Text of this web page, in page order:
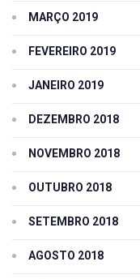
MARÇO 2019
FEVEREIRO 2019
JANEIRO 2019
DEZEMBRO 2018
NOVEMBRO 2018
OUTUBRO 2018
SETEMBRO 2018
AGOSTO 2018